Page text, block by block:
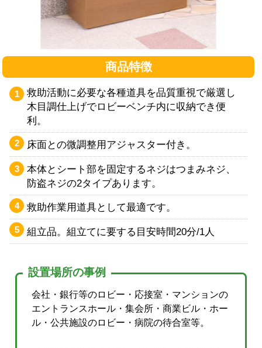
商品特徴
救助活動に必要な各種道具を品質重視で厳選し
木目調仕上げでロビーベンチ内に収納でき便
利。
床面との微調整用アジャスター付き。
本体とシート部を固定するネジはつまみネジ、
防盗ネジの2タイプあります。
救助作業用道具として最適です。
組立品。組立てに要する目安時間20分/1人
設置場所の事例
会社・銀行等のロビー・応接室・マンションの
エントランスホール・集会所・商業ビル・ホー
ル・公共施設のロビー・病院の待合室等。